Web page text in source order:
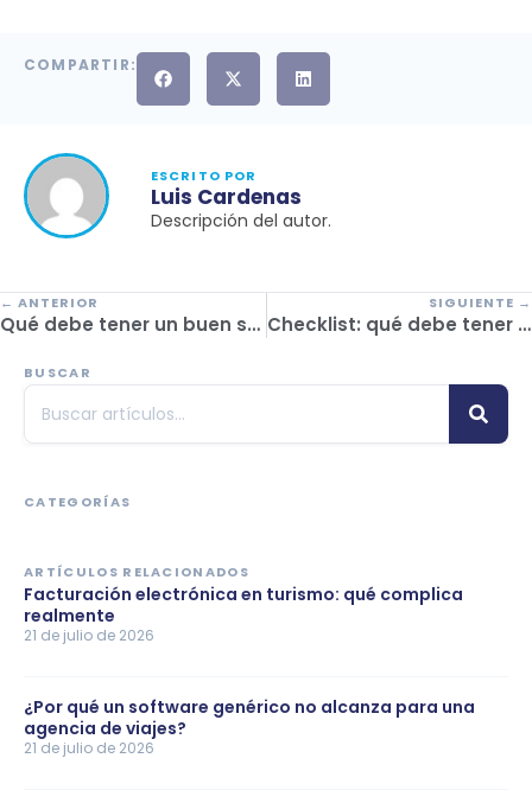
COMPARTIR:
ESCRITO POR
Luis Cardenas
Descripción del autor.
← ANTERIOR
Qué debe tener un buen software de reservas
SIGUIENTE →
Checklist: qué debe tener un buen ERP para agencias de viajes
BUSCAR
CATEGORÍAS
ARTÍCULOS RELACIONADOS
Facturación electrónica en turismo: qué complica
realmente
21 de julio de 2026
¿Por qué un software genérico no alcanza para una
agencia de viajes?
21 de julio de 2026